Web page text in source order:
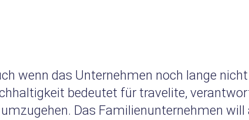
wenn das Unternehmen noch lange
bedeutet für travelite,
Das Familienunternehmen will